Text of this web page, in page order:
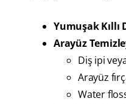
Yumuşak Kıllı
Arayüz
Diş ipi
Arayüz
Water